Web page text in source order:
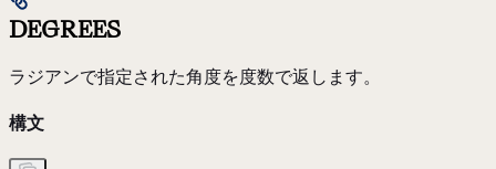
DEGREES
ラジアンで指定された角度を度数で返します。
構文